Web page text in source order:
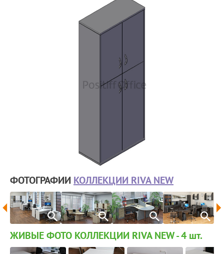
ФОТОГРАФИИ КОЛЛЕКЦИИ RIVA NEW
ЖИВЫЕ ФОТО КОЛЛЕКЦИИ RIVA NEW - 4 шт.